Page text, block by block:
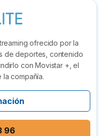
ofrecido por la
de deportes, contenido
con Movistar +, el
compañía.
96